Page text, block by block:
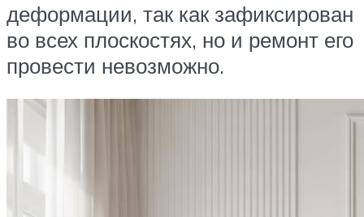
деформации, так как зафиксирован
во всех плоскостях, но и ремонт его
провести невозможно.